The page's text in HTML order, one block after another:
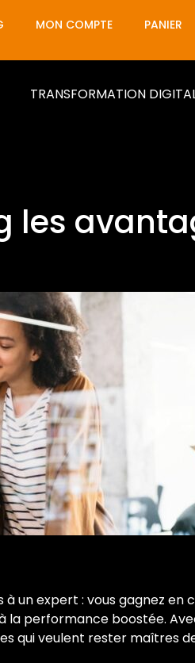
MON COMPTE PANIER
TRANSFORMATION
les
un expert : vous gagnez
performance boostée.
qui veulent rester maîtres